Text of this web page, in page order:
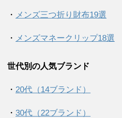
・ メンズ三つ折り財布19選
・ メンズマネークリップ18選
世代別の人気ブランド
・ 20代（14ブランド）
・ 30代（22ブランド）